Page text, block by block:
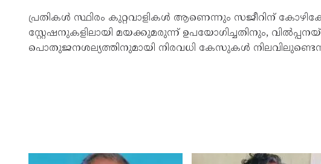
പ്രതികള്‍ സ്ഥിരം കുറ്റവാളികള്‍ ആണെന്നും സജീറിന്
സ്റ്റേഷനുകളിലായി മയക്കുമരുന്ന് ഉപയോഗിച്ചതിനും,
പൊതുജനശല്യത്തിനുമായി നിരവധി കേസുകള്‍